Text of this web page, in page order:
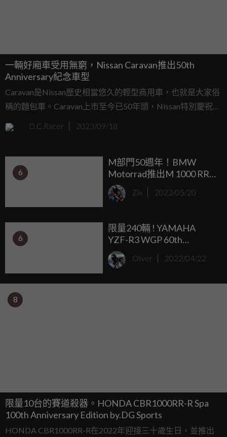
一輛好廂車受用無窮，Nissan Caravan推出50th
Anniversary紀念車型
Caravan是Nissan歷史相當悠久的輕型商用車，也就是大家俗
稱的麵包車。Caravan上市至今已50年頭，Nissan特別慶祝此
事，推出Caravan 50 週年紀念版，特別增添一些特殊的視覺
細節，讓它看起來特別又獨特。10月10日日本正式上市，一
D.C.Racer 2023/09/18
6
M部門50週年！BMW
Motorrad推出M 1000 RR
50 Years M Anniversary
EditionZiv 2022/05/20
6
限量240輛 ! YAMAHA
YZF-R3 WGP 60th
Anniversary 日本發售
Oliver 2022/04/22
8
限量10台的賽道殺器。HONDA CBR1000RR-R Spa
100th Anniversary Edition by.DG Sports
HONDA CBR1000RR-R在2022年迎接三十歲生日，並推出